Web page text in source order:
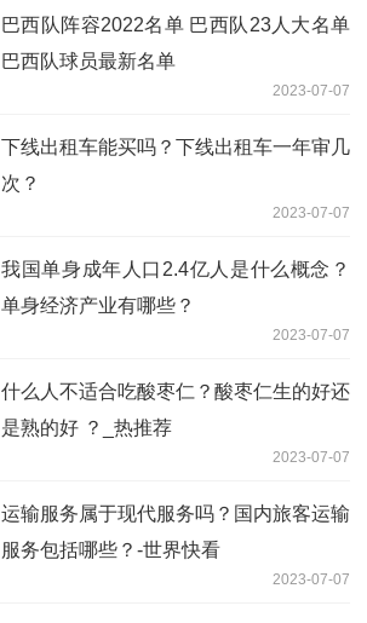
巴西队阵容2022名单 巴西队23人大名单
巴西队球员最新名单
2023-07-07
下线出租车能买吗？下线出租车一年审几
次？
2023-07-07
我国单身成年人口2.4亿人是什么概念？
单身经济产业有哪些？
2023-07-07
什么人不适合吃酸枣仁？酸枣仁生的好还
是熟的好 ？_热推荐
2023-07-07
运输服务属于现代服务吗？国内旅客运输
服务包括哪些？-世界快看
2023-07-07